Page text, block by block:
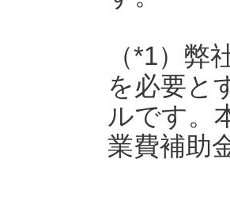
（*1）
を必要と
ルです。
業費補助